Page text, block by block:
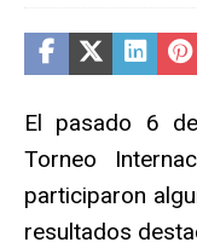
El pasado 6
Torneo
participaron
resultados